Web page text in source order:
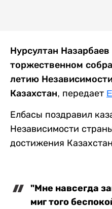
Нурсултан
торжественном
летию
Казахстан, передает
Елбасы поздравил
Независимости
достижения
"Мне навсегда
миг того